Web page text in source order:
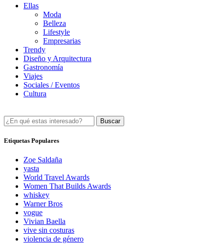
Ellas
Moda
Belleza
Lifestyle
Empresarias
Trendy
Diseño y Arquitectura
Gastronomía
Viajes
Sociales / Eventos
Cultura
Buscar
Etiquetas Populares
Zoe Saldaña
yasta
World Travel Awards
Women That Builds Awards
whiskey
Warner Bros
vogue
Vivian Baella
vive sin costuras
violencia de género